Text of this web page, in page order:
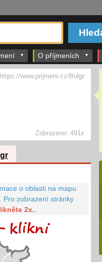
O příjmeních
Zobrazeno:491x
https://www.prijmeni.cz/Bulgr
o oblasti na mapu
Pro zobrazení stránky
2x.